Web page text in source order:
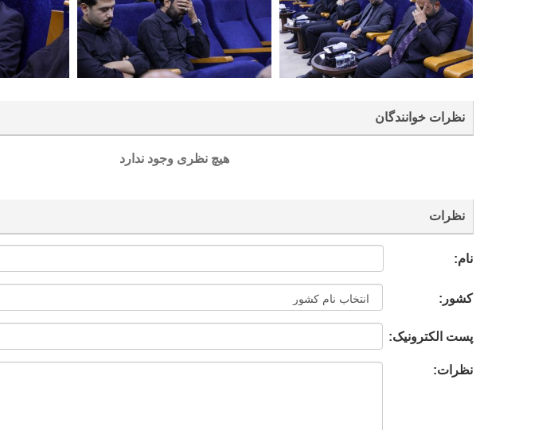
نظرات خوانندگان
هیچ نظری وجود ندارد
نظرات
نام:
کشور:
پست الکترونیک:
نظرات: